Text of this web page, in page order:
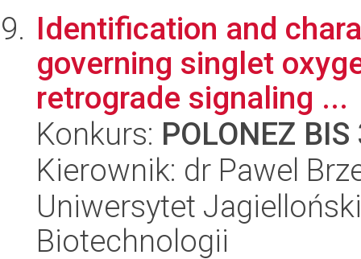
Identification and
governing singlet
retrograde signaling ...
Konkurs: POLONEZ BIS
Kierownik: dr Pawel
Uniwersytet
Biotechnologii